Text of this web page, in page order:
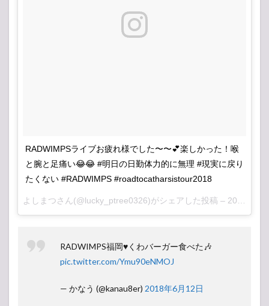
RADWIMPSライブお疲れ様でした〜〜💕楽しかった！喉
と腕と足痛い😂😂 #明日の日勤体力的に無理 #現実に戻り
たくない #RADWIMPS #roadtocatharsistour2018
よしまつさん(@lucky_ptree0326)がシェアした投稿 – 2018年 6月月12日午前6時02分PDT
RADWIMPS福岡♥️くわバーガー食べた🎶
pic.twitter.com/Ymu90eNMOJ
— かなう (@kanau8er) 2018年6月12日